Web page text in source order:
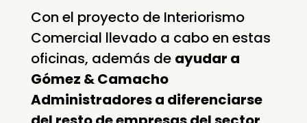
Con el proyecto de Interiorismo
Comercial llevado a cabo en estas
oficinas, además de ayudar a
Gómez & Camacho
Administradores a diferenciarse